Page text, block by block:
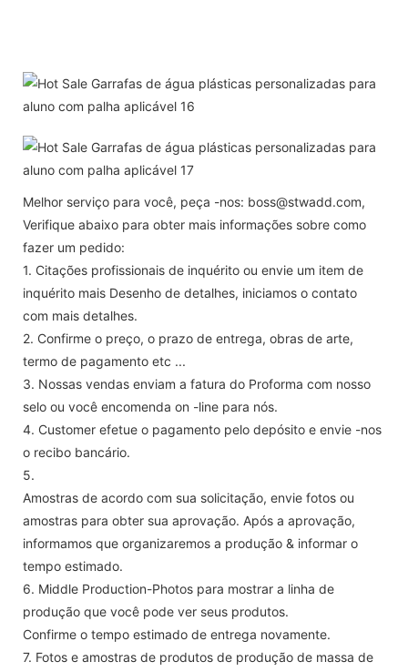
Melhor serviço para você, peça -nos: boss@stwadd.com,
Verifique abaixo para obter mais informações sobre como
fazer um pedido:
1. Citações profissionais de inquérito ou envie um item de
inquérito mais Desenho de detalhes, iniciamos o contato
com mais detalhes.
2. Confirme o preço, o prazo de entrega, obras de arte,
termo de pagamento etc ...
3. Nossas vendas enviam a fatura do Proforma com nosso
selo ou você encomenda on -line para nós.
4. Customer efetue o pagamento pelo depósito e envie -nos
o recibo bancário.
5.
Amostras de acordo com sua solicitação, envie fotos ou
amostras para obter sua aprovação. Após a aprovação,
informamos que organizaremos a produção & informar o
tempo estimado.
6. Middle Production-Photos para mostrar a linha de
produção que você pode ver seus produtos.
Confirme o tempo estimado de entrega novamente.
7. Fotos e amostras de produtos de produção de massa de